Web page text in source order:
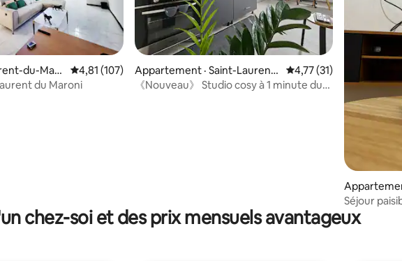
commentaires
du-Maro
Note moyenne de 4,81 sur 5, 107 commentaires
4,81 (107)
Laurent du Maroni
Appartement · Saint-Laurent-
du-Maroni
Note moyenne de 4,77
4,77 (31)
《Nouveau》 Studio cosy à 1 minute du
Maroni
Séjour
chez-soi et des prix mensuels avantageux